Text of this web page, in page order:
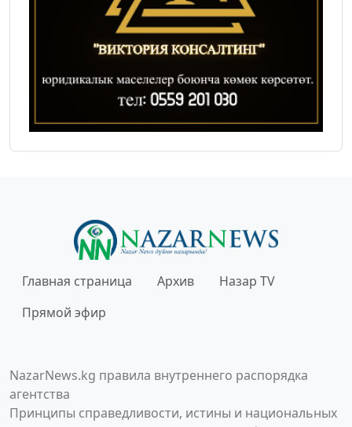
Главная страница Архив
Назар TV
Прямой эфир
NazarNews.kg правила внутреннего распорядка
агентства
Принципы справедливости, истины и национальных